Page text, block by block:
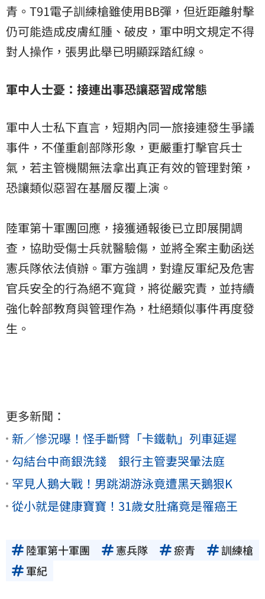
青。T91電子訓練槍雖使用BB彈，但近距離射擊
仍可能造成皮膚紅腫、破皮，軍中明文規定不得
對人操作，張男此舉已明顯踩踏紅線。
軍中人士憂：接連出事恐讓惡習成常態
軍中人士私下直言，短期內同一旅接連發生爭議
事件，不僅重創部隊形象，更嚴重打擊官兵士
氣，若主管機關無法拿出真正有效的管理對策，
恐讓類似惡習在基層反覆上演。
陸軍第十軍團回應，接獲通報後已立即展開調
查，協助受傷士兵就醫驗傷，並將全案主動函送
憲兵隊依法偵辦。軍方強調，對違反軍紀及危害
官兵安全的行為絕不寬貸，將從嚴究責，並持續
強化幹部教育與管理作為，杜絕類似事件再度發
生。
更多新聞：
新／慘況曝！怪手斷臂「卡鐵軌」列車延遲
勾結台中商銀洗錢 銀行主管妻哭暈法庭
罕見人鵝大戰！男跳湖游泳竟遭黑天鵝狠K
從小就是健康寶寶！31歲女肚痛竟是罹癌王
陸軍第十軍團 憲兵隊 瘀青
訓練槍
軍紀